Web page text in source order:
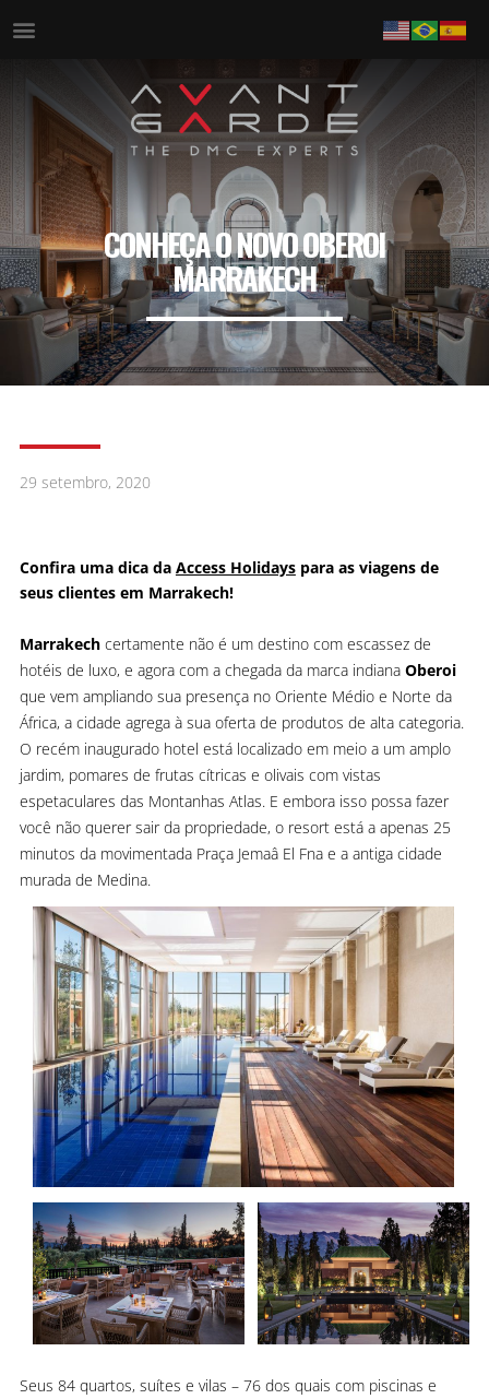
CONHEÇA O NOVO OBEROI
MARRAKECH
29 setembro, 2020
Confira uma dica da Access Holidayspara as viagens de
seus clientes em Marrakech!
Marrakechcertamente não é um destino com escassez de
hotéis de luxo, e agora com a chegada da marca indiana Oberoi
que vem ampliando sua presença no Oriente Médio e Norte da
África, a cidade agrega à sua oferta de produtos de alta categoria.
O recém inaugurado hotel está localizado em meio a um amplo
jardim, pomares de frutas cítricas e olivais com vistas
espetaculares das Montanhas Atlas. E embora isso possa fazer
você não querer sair da propriedade, o resort está a apenas 25
minutos da movimentada Praça Jemaâ El Fna e a antiga cidade
murada de Medina.
Seus 84 quartos, suítes e vilas – 76 dos quais com piscinas e